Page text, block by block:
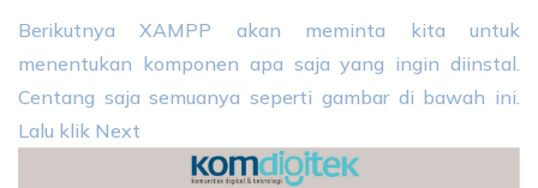
Berikutnya XAMPP akan meminta kita untuk
menentukan komponen apa saja yang ingin diinstal.
Centang saja semuanya seperti gambar di bawah ini.
Lalu klik Next